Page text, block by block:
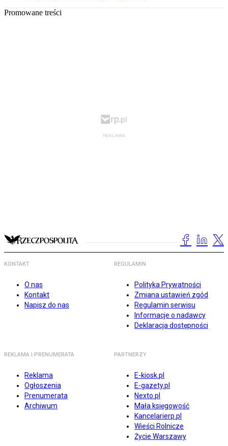
Promowane treści
KONTAKT
O nas
Kontakt
Napisz do nas
REGULAMIN
Polityka Prywatności
Zmiana ustawień zgód
Regulamin serwisu
Informacje o nadawcy
Deklaracja dostępności
REKLAMA I PRENUMERATA
Reklama
Ogłoszenia
Prenumerata
Archiwum
PARTNERZY
E-kiosk.pl
E-gazety.pl
Nexto.pl
Mała księgowość
Kancelarierp.pl
Wieści Rolnicze
Życie Warszawy